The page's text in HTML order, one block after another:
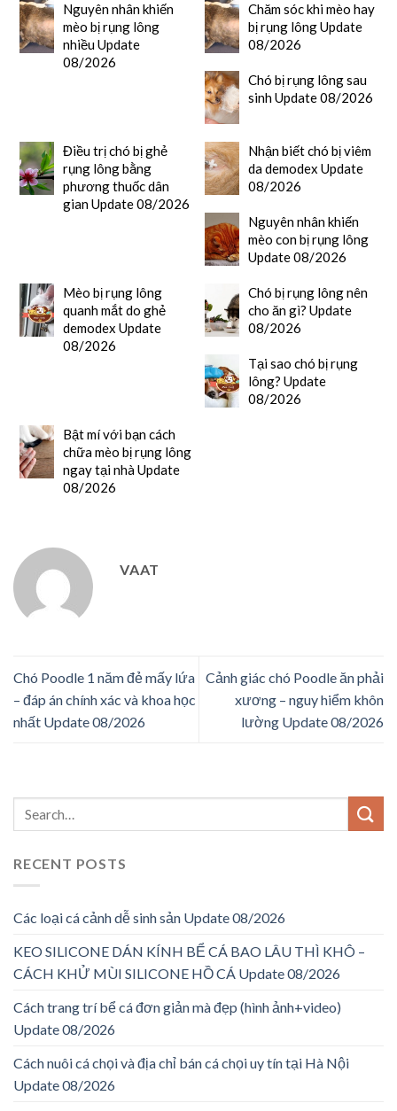
Nguyên nhân khiến
mèo bị rụng lông
nhiều Update
08/2026
Chăm sóc khi mèo hay
bị rụng lông Update
08/2026
Chó bị rụng lông sau
sinh Update 08/2026
Điều trị chó bị ghẻ
rụng lông bằng
phương thuốc dân
gian Update 08/2026
Nhận biết chó bị viêm
da demodex Update
08/2026
Nguyên nhân khiến
mèo con bị rụng lông
Update 08/2026
Mèo bị rụng lông
quanh mắt do ghẻ
demodex Update
08/2026
Chó bị rụng lông nên
cho ăn gì? Update
08/2026
Tại sao chó bị rụng
lông? Update
08/2026
Bật mí với bạn cách
chữa mèo bị rụng lông
ngay tại nhà Update
08/2026
VAAT
Chó Poodle 1 năm đẻ mấy lứa
– đáp án chính xác và khoa học
nhất Update 08/2026
Cảnh giác chó Poodle ăn phải
xương – nguy hiểm khôn
lường Update 08/2026
RECENT POSTS
Các loại cá cảnh dễ sinh sản Update 08/2026
KEO SILICONE DÁN KÍNH BỂ CÁ BAO LÂU THÌ KHÔ –
CÁCH KHỬ MÙI SILICONE HỒ CÁ Update 08/2026
Cách trang trí bể cá đơn giản mà đẹp (hình ảnh+video)
Update 08/2026
Cách nuôi cá chọi và địa chỉ bán cá chọi uy tín tại Hà Nội
Update 08/2026